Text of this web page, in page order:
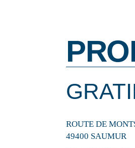
ROUTE DE
49400 SAUMUR